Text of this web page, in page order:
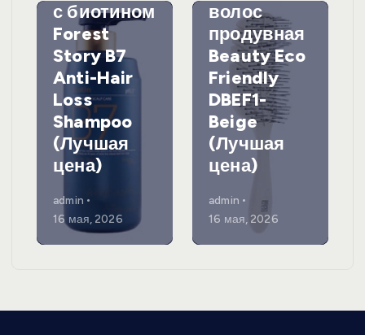
с биотином
Forest
Story B7
Anti-Hair
Loss
Shampoo
(Лучшая
цена)
admin
16 мая, 2026
волос
продувная
Beauty Eco
Friendly
DBEF1-
Beige
(Лучшая
цена)
admin
16 мая, 2026